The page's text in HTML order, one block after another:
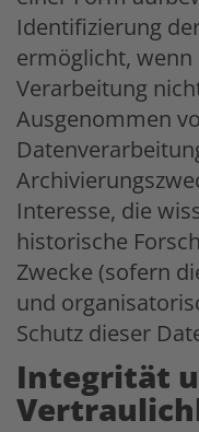
Identifizierung
ermöglicht,
Verarbeitung
Ausgenommen
Interesse, die
historische
Zwecke (sofern
und
Schutz dieser
Integrität